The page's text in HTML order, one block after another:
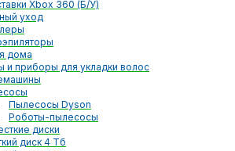
Xbox 360 (Б/У)
уход
дома
и приборы для укладки волос
Пылесосы Dyson
Роботы-пылесосы
диски
диск 4 Тб